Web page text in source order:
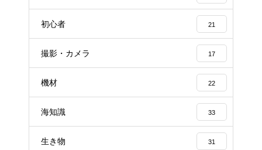
初心者 21
撮影・カメラ 17
機材 22
海知識 33
生き物 31